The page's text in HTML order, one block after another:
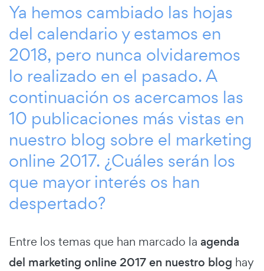
Ya hemos cambiado las hojas
del calendario y estamos en
2018, pero nunca olvidaremos
lo realizado en el pasado. A
continuación os acercamos las
10 publicaciones más vistas en
nuestro blog sobre el marketing
online 2017. ¿Cuáles serán los
que mayor interés os han
despertado?
Entre los temas que han marcado la agenda
del marketing online 2017 en nuestro blog hay